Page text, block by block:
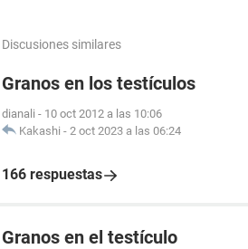
Discusiones similares
Granos en los testículos
dianali - 10 oct 2012 a las 10:06
Kakashi - 2 oct 2023 a las 06:24
166 respuestas
Granos en el testículo